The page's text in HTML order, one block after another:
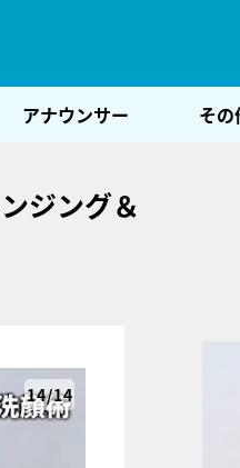
アナウンサー その
ジング＆
14/14